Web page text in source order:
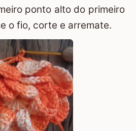
ponto alto do primeiro
o fio, corte e arremate.